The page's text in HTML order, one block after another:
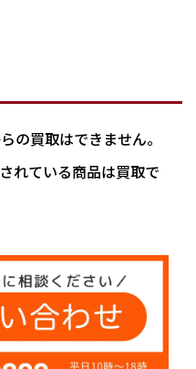
の買取はできません。
れている商品は買取で